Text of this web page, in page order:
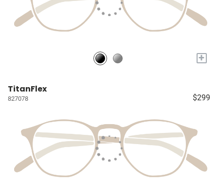
+
TitanFlex
827078 $299